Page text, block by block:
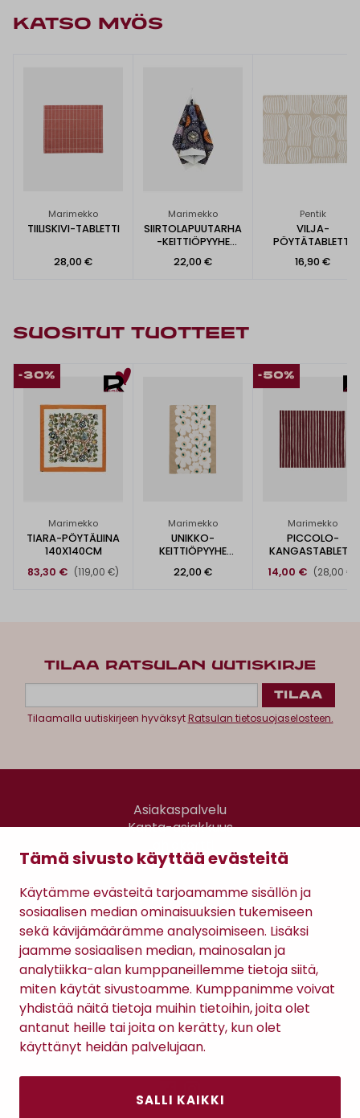
Tämä sivusto käyttää evästeitä
Käytämme evästeitä tarjoamamme sisällön ja
sosiaalisen median ominaisuuksien tukemiseen
sekä kävijämäärämme analysoimiseen. Lisäksi
jaamme sosiaalisen median, mainosalan ja
analytiikka-alan kumppaneillemme tietoja siitä,
miten käytät sivustoamme. Kumppanimme voivat
yhdistää näitä tietoja muihin tietoihin, joita olet
antanut heille tai joita on kerätty, kun olet
käyttänyt heidän palvelujaan.
SALLI KAIKKI
KATSO MYÖS
Marimekko
TIILISKIVI-TABLETTI
28,00 €
Marimekko
SIIRTOLAPUUTARHA
-KEITTIÖPYYHE
22,00 €
Pentik
VILJA-
PÖYTÄTABLETTI
16,90 €
SUOSITUT TUOTTEET
-30%
Marimekko
TIARA-PÖYTÄLIINA
140X140CM
83,30 € (119,00 €)
Marimekko
UNIKKO-
KEITTIÖPYYHE
22,00 €
-50%
Marimekko
PICCOLO-
KANGASTABLETTI
35X40CM
14,00 € (28,00 €)
TILAA RATSULAN UUTISKIRJE
Tilaamalla uutiskirjeen hyväksytRatsulan tietosuojaselosteen.
Asiakaspalvelu
Kanta-asiakkuus
Gomee Ratsula Café
Sopimusehdot
Tietosuojaseloste
Maksutavat